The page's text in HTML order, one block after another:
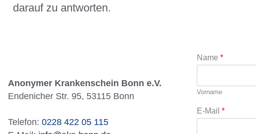
darauf zu antworten.
Anonymer Krankenschein Bonn e.V.
Endenicher Str. 95, 53115 Bonn
Telefon: 0228 422 05 115
Name *
Vorname
E-Mail *